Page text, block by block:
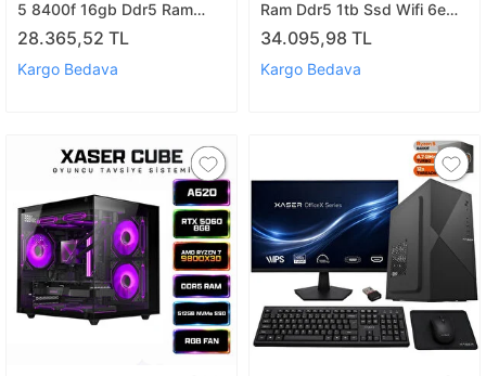
5 8400f 16gb Ddr5 Ram
256gb Ssd Gt610 Ekran
Kartı Ofis Bilgisayarı
28.365,52 TL
Kargo Bedava
Ram Ddr5 1tb Ssd Wifi 6e
2.5g Lan Vesa Win11pro Mini
Pc Nuc14mnk97 A11
34.095,98 TL
Kargo Bedava